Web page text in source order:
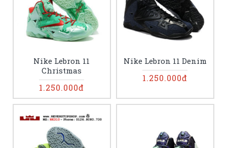
Nike Lebron 11
Christmas
1.250.000đ
Nike Lebron 11 Denim
1.250.000đ